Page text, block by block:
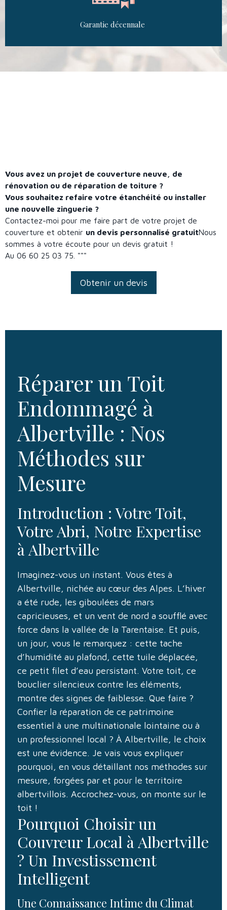
Garantie décennale
Vous avez un projet de couverture neuve, de
rénovation ou de réparation de toiture ?
Vous souhaitez refaire votre étanchéité ou installer
une nouvelle zinguerie ?
Contactez-moi pour me faire part de votre projet de
couverture et obtenir un devis personnalisé gratuitNous
sommes à votre écoute pour un devis gratuit !
Au 06 60 25 03 75. """
Obtenir un devis
Réparer un Toit
Endommagé à
Albertville : Nos
Méthodes sur
Mesure
Introduction : Votre Toit,
Votre Abri, Notre Expertise
à Albertville
Imaginez-vous un instant. Vous êtes à
Albertville, nichée au cœur des Alpes. L’hiver
a été rude, les giboulées de mars
capricieuses, et un vent de nord a soufflé avec
force dans la vallée de la Tarentaise. Et puis,
un jour, vous le remarquez : cette tache
d’humidité au plafond, cette tuile déplacée,
ce petit filet d’eau persistant. Votre toit, ce
bouclier silencieux contre les éléments,
montre des signes de faiblesse. Que faire ?
Confier la réparation de ce patrimoine
essentiel à une multinationale lointaine ou à
un professionnel local ? À Albertville, le choix
est une évidence. Je vais vous expliquer
pourquoi, en vous détaillant nos méthodes sur
mesure, forgées par et pour le territoire
albertvillois. Accrochez-vous, on monte sur le
toit !
Pourquoi Choisir un
Couvreur Local à Albertville
? Un Investissement
Intelligent
Une Connaissance Intime du Climat